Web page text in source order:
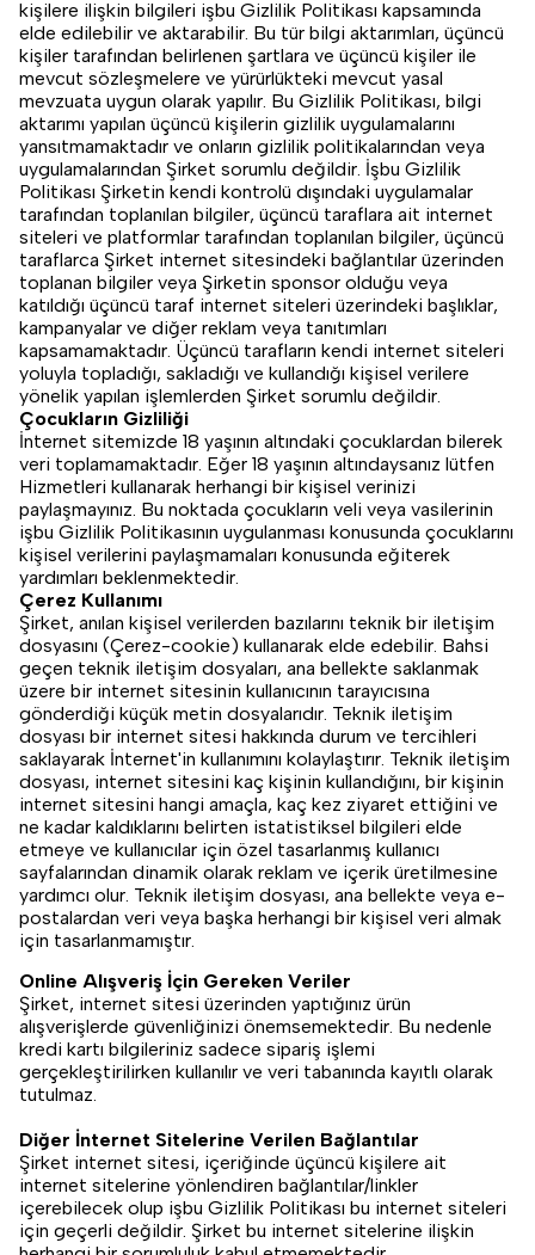
kişilere ilişkin bilgileri işbu Gizlilik Politikası kapsamında
elde edilebilir ve aktarabilir. Bu tür bilgi aktarımları, üçüncü
kişiler tarafından belirlenen şartlara ve üçüncü kişiler ile
mevcut sözleşmelere ve yürürlükteki mevcut yasal
mevzuata uygun olarak yapılır. Bu Gizlilik Politikası, bilgi
aktarımı yapılan üçüncü kişilerin gizlilik uygulamalarını
yansıtmamaktadır ve onların gizlilik politikalarından veya
uygulamalarından Şirket sorumlu değildir. İşbu Gizlilik
Politikası Şirketin kendi kontrolü dışındaki uygulamalar
tarafından toplanılan bilgiler, üçüncü taraflara ait internet
siteleri ve platformlar tarafından toplanılan bilgiler, üçüncü
taraflarca Şirket internet sitesindeki bağlantılar üzerinden
toplanan bilgiler veya Şirketin sponsor olduğu veya
katıldığı üçüncü taraf internet siteleri üzerindeki başlıklar,
kampanyalar ve diğer reklam veya tanıtımları
kapsamamaktadır. Üçüncü tarafların kendi internet siteleri
yoluyla topladığı, sakladığı ve kullandığı kişisel verilere
yönelik yapılan işlemlerden Şirket sorumlu değildir.
Çocukların Gizliliği
İnternet sitemizde 18 yaşının altındaki çocuklardan bilerek
veri toplamamaktadır. Eğer 18 yaşının altındaysanız lütfen
Hizmetleri kullanarak herhangi bir kişisel verinizi
paylaşmayınız. Bu noktada çocukların veli veya vasilerinin
işbu Gizlilik Politikasının uygulanması konusunda çocuklarını
kişisel verilerini paylaşmamaları konusunda eğiterek
yardımları beklenmektedir.
Çerez Kullanımı
Şirket, anılan kişisel verilerden bazılarını teknik bir iletişim
dosyasını (Çerez-cookie) kullanarak elde edebilir. Bahsi
geçen teknik iletişim dosyaları, ana bellekte saklanmak
üzere bir internet sitesinin kullanıcının tarayıcısına
gönderdiği küçük metin dosyalarıdır. Teknik iletişim
dosyası bir internet sitesi hakkında durum ve tercihleri
saklayarak İnternet'in kullanımını kolaylaştırır. Teknik iletişim
dosyası, internet sitesini kaç kişinin kullandığını, bir kişinin
internet sitesini hangi amaçla, kaç kez ziyaret ettiğini ve
ne kadar kaldıklarını belirten istatistiksel bilgileri elde
etmeye ve kullanıcılar için özel tasarlanmış kullanıcı
sayfalarından dinamik olarak reklam ve içerik üretilmesine
yardımcı olur. Teknik iletişim dosyası, ana bellekte veya e-
postalardan veri veya başka herhangi bir kişisel veri almak
için tasarlanmamıştır.
Online Alışveriş İçin Gereken Veriler
Şirket, internet sitesi üzerinden yaptığınız ürün
alışverişlerde güvenliğinizi önemsemektedir. Bu nedenle
kredi kartı bilgileriniz sadece sipariş işlemi
gerçekleştirilirken kullanılır ve veri tabanında kayıtlı olarak
tutulmaz.
Diğer İnternet Sitelerine Verilen Bağlantılar
Şirket internet sitesi, içeriğinde üçüncü kişilere ait
internet sitelerine yönlendiren bağlantılar/linkler
içerebilecek olup işbu Gizlilik Politikası bu internet siteleri
için geçerli değildir. Şirket bu internet sitelerine ilişkin